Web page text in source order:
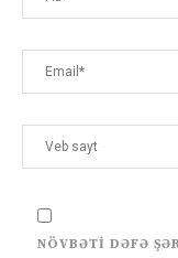
NÖVBƏTI DƏFƏ